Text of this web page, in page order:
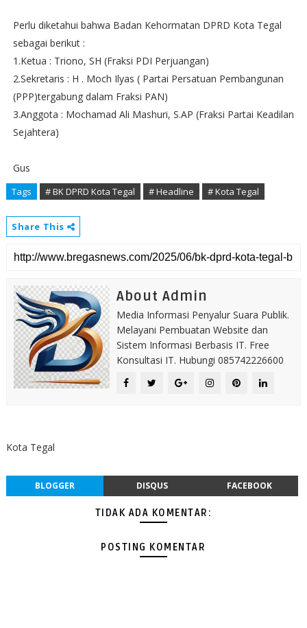
Perlu diketahui bahwa Badan Kehormatan DPRD Kota Tegal
sebagai berikut :
1.Ketua : Triono, SH (Fraksi PDI Perjuangan)
2.Sekretaris : H . Moch Ilyas ( Partai Persatuan Pembangunan
(PPP)tergabung dalam Fraksi PAN)
3.Anggota : Mochamad Ali Mashuri, S.AP (Fraksi Partai Keadilan
Sejahtera)
Gus
Tags # BK DPRD Kota Tegal # Headline # Kota Tegal
Share This
About Admin
Media Informasi Penyalur Suara Publik.
Melayani Pembuatan Website dan
Sistem Informasi Berbasis IT. Free
Konsultasi IT. Hubungi 085742226600
Kota Tegal
BLOGGER DISQUS FACEBOOK
TIDAK ADA KOMENTAR:
POSTING KOMENTAR